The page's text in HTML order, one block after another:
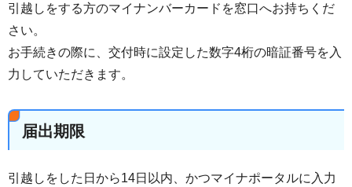
引越しをする方のマイナンバーカードを窓口へお持ちくだ
さい。
お手続きの際に、交付時に設定した数字4桁の暗証番号を入
力していただきます。
届出期限
引越しをした日から14日以内、かつマイナポータルに入力